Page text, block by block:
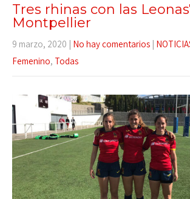
Tres rhinas con las
Montpellier
9 marzo, 2020 | No hay comentarios |
Femenino, Todas